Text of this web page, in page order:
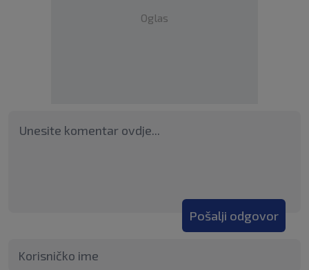
Oglas
Pošalji odgovor